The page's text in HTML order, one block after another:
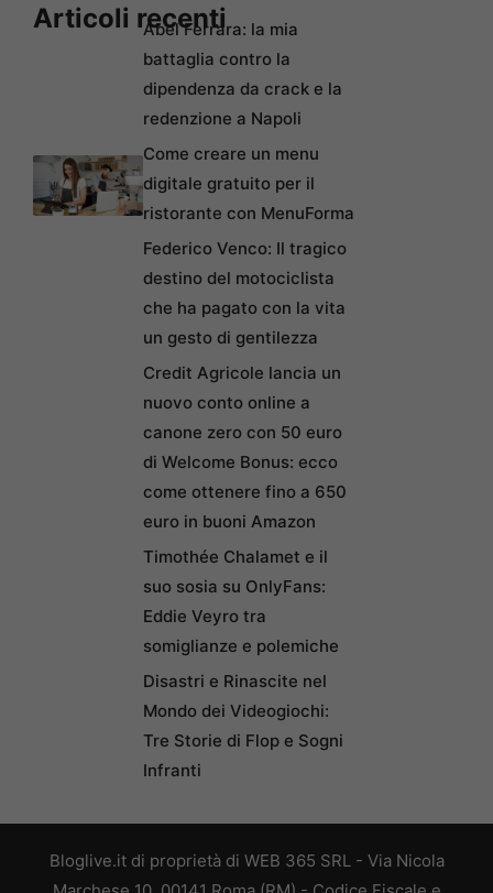
Articoli recenti
Abel Ferrara: la mia
battaglia contro la
dipendenza da crack e la
redenzione a Napoli
Come creare un menu
digitale gratuito per il
ristorante con MenuForma
Federico Venco: Il tragico
destino del motociclista
che ha pagato con la vita
un gesto di gentilezza
Credit Agricole lancia un
nuovo conto online a
canone zero con 50 euro
di Welcome Bonus: ecco
come ottenere fino a 650
euro in buoni Amazon
Timothée Chalamet e il
suo sosia su OnlyFans:
Eddie Veyro tra
somiglianze e polemiche
Disastri e Rinascite nel
Mondo dei Videogiochi:
Tre Storie di Flop e Sogni
Infranti
Bloglive.it di proprietà di WEB 365 SRL - Via Nicola